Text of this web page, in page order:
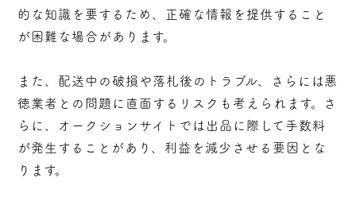
的な知識を要するため、正確な情報を提供すること
が困難な場合があります。
また、配送中の破損や落札後のトラブル、さらには悪
徳業者との問題に直面するリスクも考えられます。さ
らに、オークションサイトでは出品に際して手数料
が発生することがあり、利益を減少させる要因とな
ります。